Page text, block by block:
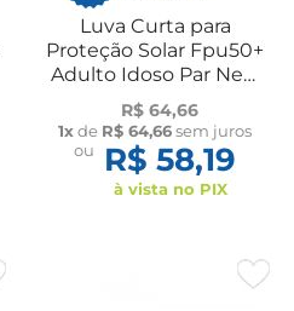
Luva Curta para
Proteção Solar Fpu50+
Adulto Idoso Par New
Form
R$ 64,66
1xde R$ 64,66sem juros
ou
R$ 58,19
à vista no PIX